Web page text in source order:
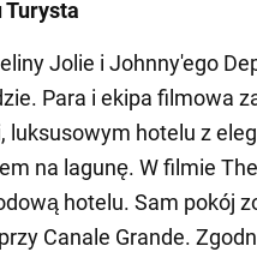
Turysta
Jolie i Johnny'ego
Para i ekipa filmowa
luksusowym hotelu z
na lagunę. W filmie
hotelu. Sam pokój
Canale Grande.